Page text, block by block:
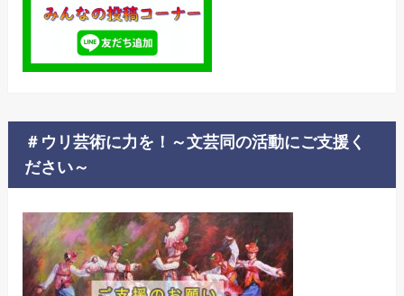
＃ウリ芸術に力を！～文芸同の活動にご支援く
ださい～